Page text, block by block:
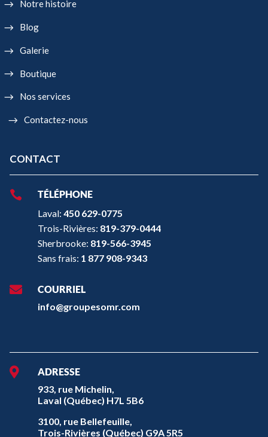
Notre histoire
Blog
Galerie
Boutique
Nos services
Contactez-nous
CONTACT

TÉLÉPHONE
Laval: 450 629-0775
Trois-Rivières: 819-379-0444
Sherbrooke: 819-566-3945
Sans frais: 1 877 908-9343

COURRIEL
info@groupesomr.com

ADRESSE
933, rue Michelin,
Laval (Québec) H7L 5B6
3100, rue Bellefeuille,
Trois-Rivières (Québec) G9A 5R5